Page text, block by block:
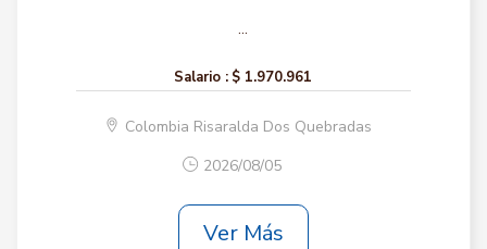
...
Salario : $ 1.970.961
Colombia Risaralda Dos Quebradas
2026/08/05
Ver Más